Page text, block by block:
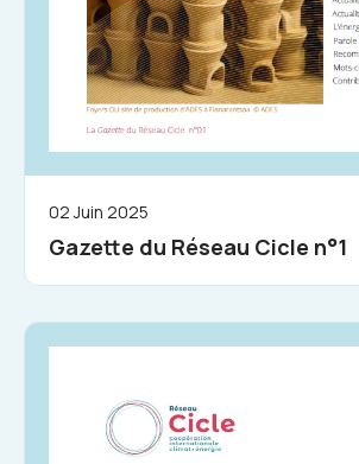
02 Juin 2025
Gazette du Réseau Cicle n°1